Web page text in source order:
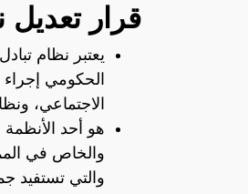
قرار تعديل
يعتبر نظام
الحكومي إجراء
الاجتماعي،
هو أحد
والخاص في
والتي تستفيد